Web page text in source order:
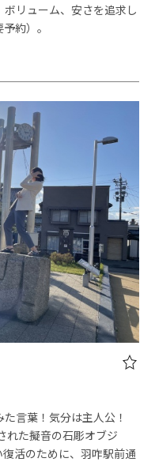
リューム、安さを追求し
約）。
言葉！気分は主人公！
れた擬音の石彫オブジ
活のために、羽咋駅前通